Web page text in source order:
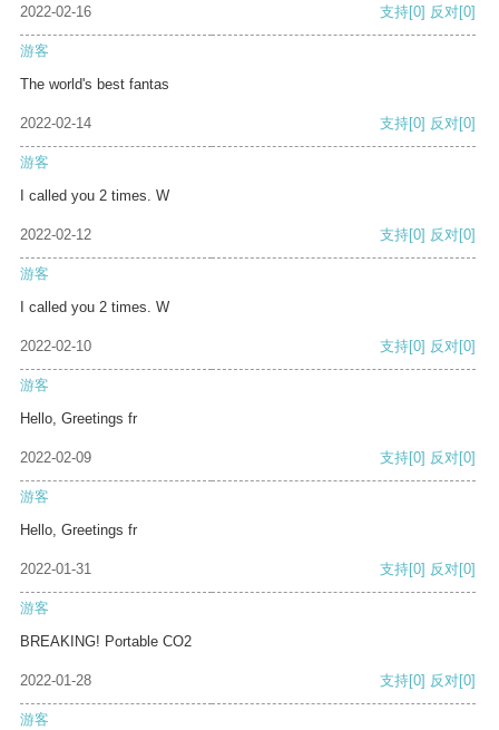
2022-02-16 支持[0] 反对[0]
游客
The world's best fantas
2022-02-14 支持[0] 反对[0]
游客
I called you 2 times. W
2022-02-12 支持[0] 反对[0]
游客
I called you 2 times. W
2022-02-10 支持[0] 反对[0]
游客
Hello, Greetings fr
2022-02-09 支持[0] 反对[0]
游客
Hello, Greetings fr
2022-01-31 支持[0] 反对[0]
游客
BREAKING! Portable CO2
2022-01-28 支持[0] 反对[0]
游客